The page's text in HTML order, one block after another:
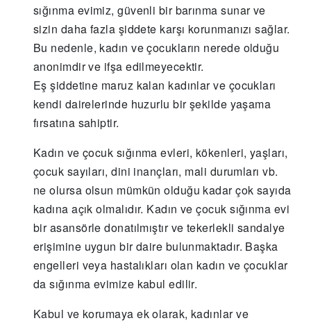
sığınma evimiz, güvenli bir barınma sunar ve
sizin daha fazla şiddete karşı korunmanızı sağlar.
Bu nedenle, kadın ve çocukların nerede olduğu
anonimdir ve ifşa edilmeyecektir.
Eş şiddetine maruz kalan kadınlar ve çocukları
kendi dairelerinde huzurlu bir şekilde yaşama
fırsatına sahiptir.
Kadın ve çocuk sığınma evleri, kökenleri, yaşları,
çocuk sayıları, dini inançları, mali durumları vb.
ne olursa olsun mümkün olduğu kadar çok sayıda
kadına açık olmalıdır. Kadın ve çocuk sığınma evi
bir asansörle donatılmıştır ve tekerlekli sandalye
erişimine uygun bir daire bulunmaktadır. Başka
engelleri veya hastalıkları olan kadın ve çocuklar
da sığınma evimize kabul edilir.
Kabul ve korumaya ek olarak, kadınlar ve